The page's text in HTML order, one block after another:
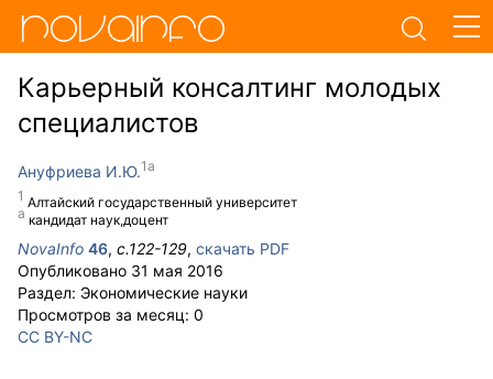
Карьерный консалтинг молодых
специалистов
Ануфриева И.Ю.
Алтайский государственный университет
кандидат наук,доцент
NovaInfo 46, с.122-129, скачать PDF
Опубликовано 31 мая 2016
Раздел: Экономические науки
Просмотров за месяц: 0
CC BY-NC